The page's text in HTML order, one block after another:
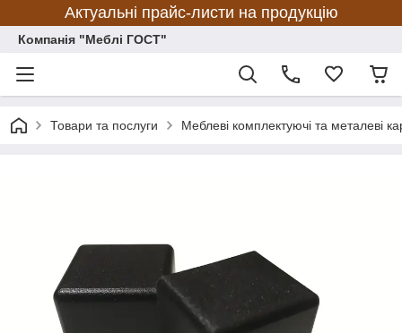
Актуальні прайс-листи на продукцію
Компанія "Меблі ГОСТ"
Товари та послуги Меблеві комплектуючі та металеві